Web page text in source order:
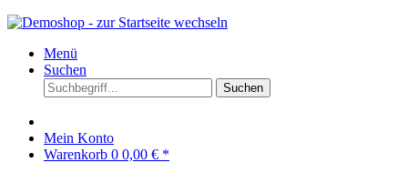
Menü
Suchen
Suchen
Mein Konto
Warenkorb 0 0,00 € *